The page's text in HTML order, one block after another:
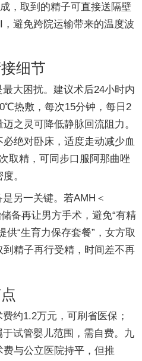
，取到的精子可直接送隔壁
避免跨院运输带来的温度波
细节
大困扰。建议术后24小时内
热敷，每次15分钟，每日2
之灵可降低静脉回流阻力。
绝对卧床，适度走动减少血
取精，可同步口服阿那曲唑
。
另一关键。若AMH＜
备再让男方手术，避免“有精
供“生育力保存套餐”，女方取
精子再行受精，时间差不再
约1.2万元，可刷省医保；
试管婴儿范围，需自费。九
与公立医院持平，但推